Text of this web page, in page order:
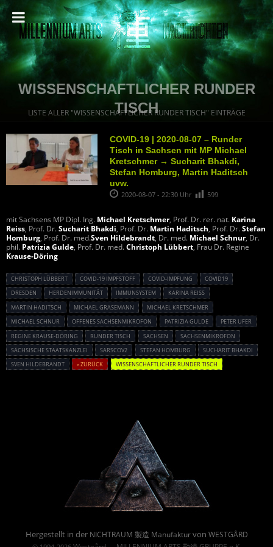
WISSENSCHAFTLICHER RUNDER
TISCH
LISTE ALLER "WISSENSCHAFTLICHER RUNDER TISCH" EINTRÄGE
COVID-19 | 2020-08-07 – Runder
Tisch in Sachsen mit MP Michael
Kretschmer → Sucharit Bhakdi,
Stefan Homburg, Martin Haditsch
uvw.
2020-08-07 - 22:30 Uhr 599
mit Sachsens MP Dipl. Ing. Michael Kretschmer, Prof. Dr. rer. nat. Karina
Reiss, Prof. Dr.Sucharit Bhakdi, Prof. Dr. Martin Haditsch, Prof. Dr.Stefan
Homburg, Prof. Dr. med.Sven Hildebrandt, Dr. med. Michael Schnur, Dr.
phil. Patrizia Gulde, Prof. Dr. med.Christoph Lübbert, Frau Dr. Regine
Krause-Döring
CHRISTOPH LÜBBERT COVID-19 IMPFSTOFF COVID-IMPFUNG
COVID19
DRESDEN
HERDENIMMUNITÄT IMMUNSYSTEM
KARINA REISS
MARTIN HADITSCH
MICHAEL GRASEMANN
MICHAEL KRETSCHMER
MICHAEL SCHNUR
OFFENES SACHSENMIKROFON PATRIZIA GULDE
PETER UFER
REGINE KRAUSE-DÖRING
RUNDER TISCH SACHSEN
SACHSENMIKROFON
SÄCHSISCHE STAATSKANZLEI
SARSCOV2 STEFAN HOMBURG
SUCHARIT BHAKDI
SVEN HILDEBRANDT
« ZURÜCK WISSENSCHAFTLICHER RUNDER TISCH
Hergestellt in der NICHTRAUM 製造 Manufakturvon WESTGÅRD
Powered By :